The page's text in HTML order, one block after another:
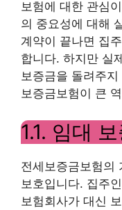
보험에 대한 관심
의 중요성에 대해
계약이 끝나면 집
합니다. 하지만 실
보증금을 돌려주
보증금보험이 큰
1.1. 임대
전세보증금보험의
보호입니다. 집주
보험회사가 대신